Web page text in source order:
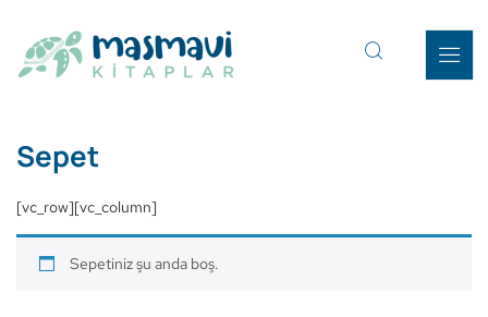
Sepet
[vc_row][vc_column]
Sepetiniz şu anda boş.